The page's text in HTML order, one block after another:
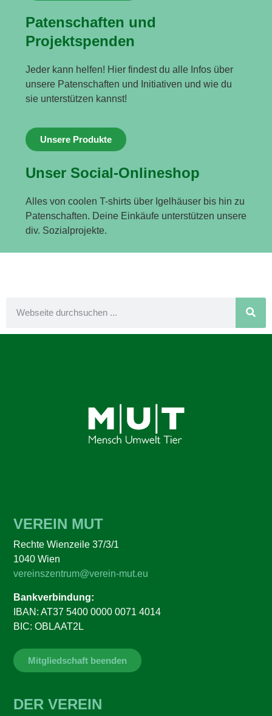
Patenschaften und
Projektspenden
Jeder kann helfen! Hier findest du alle Infos über
unsere Patenschaften und Initiativen und wie du
sie unterstützen kannst!
Unsere Produkte
Unser Social-Onlineshop
Alles von coolen T-shirts über Igelhäuser bis hin zu
Patenschaften. Deine Einkäufe unterstützen unsere
div. Sozialprojekte.
VEREIN MUT
Rechte Wienzeile 37/3/1
1040 Wien
vereinszentrum@verein-mut.eu
Bankverbindung:
IBAN: AT37 5400 0000 0071 4014
BIC: OBLAAT2L
Mitgliedschaft beenden
DER VEREIN